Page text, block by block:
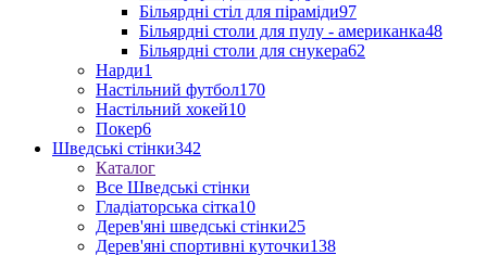
Більярдні стіл для піраміди97
Більярдні столи для пулу - американка48
Більярдні столи для снукера62
Нарди1
Настільний футбол170
Настільний хокей10
Покер6
Шведські стінки342
Каталог
Все Шведські стінки
Гладіаторська сітка10
Дерев'яні шведські стінки25
Дерев'яні спортивні куточки138